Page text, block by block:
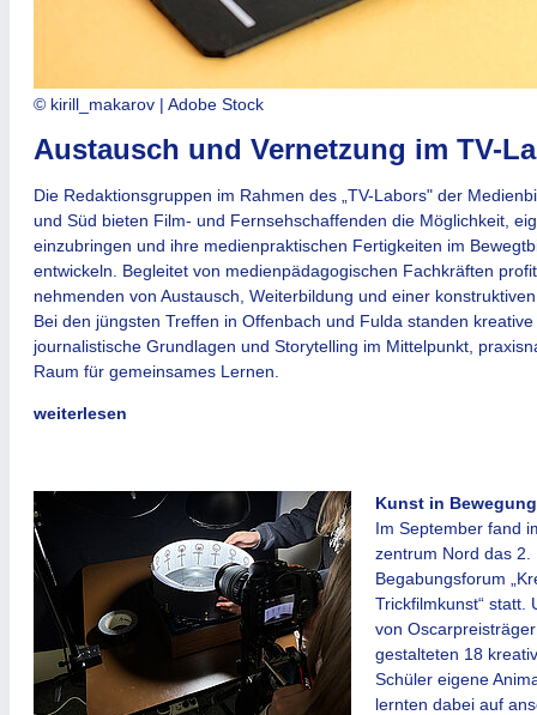
© kirill_makarov | Adobe Stock
Austausch und Vernetzung im TV-
Die Redaktionsgruppen im Rahmen des „TV-Labors" der
und Süd bieten Film- und Fernsehschaffenden die Möglichkeit,
einzubringen und ihre medienpraktischen Fertigkeiten im
entwickeln. Begleitet von medienpädagogischen Fachkräften
nehmenden von Austausch, Weiterbildung und einer
Bei den jüngsten Treffen in Offenbach und Fulda standen
journalis­tische Grundlagen und Storytelling im Mittelpunkt,
Raum für gemeinsames Lernen.
weiterlesen
Kunst in Bewegung
Im September fand
zentrum Nord das 2.
Begabungs­forum
Trickfilmkunst“ statt.
von
gestalteten 18
Schüler eigene
lernten dabei auf